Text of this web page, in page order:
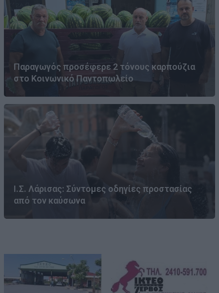
Παραγωγός προσέφερε 2 τόνους καρπούζια
στο Κοινωνικό Παντοπωλείο
Ι.Σ. Λάρισας: Σύντομες οδηγίες προστασίας
από τον καύσωνα